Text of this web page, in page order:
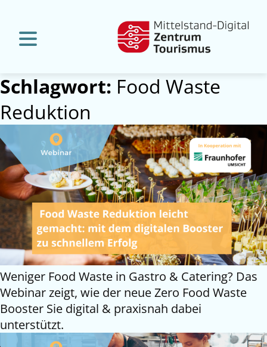
Schlagwort: Food Waste
Reduktion
Weniger Food Waste in Gastro & Catering? Das
Webinar zeigt, wie der neue Zero Food Waste
Booster Sie digital & praxisnah dabei
unterstützt.